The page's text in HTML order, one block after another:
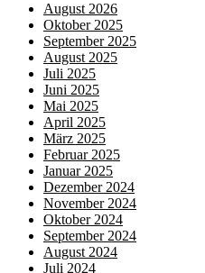
August 2026
Oktober 2025
September 2025
August 2025
Juli 2025
Juni 2025
Mai 2025
April 2025
März 2025
Februar 2025
Januar 2025
Dezember 2024
November 2024
Oktober 2024
September 2024
August 2024
Juli 2024